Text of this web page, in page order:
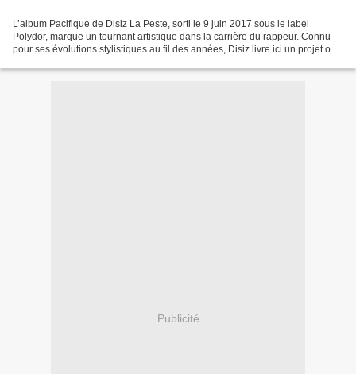
L’album Pacifique de Disiz La Peste, sorti le 9 juin 2017 sous le label
Polydor, marque un tournant artistique dans la carrière du rappeur. Connu
pour ses évolutions stylistiques au fil des années, Disiz livre ici un projet où il
Publicité